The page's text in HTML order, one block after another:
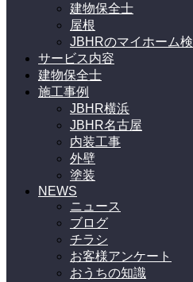
建物保全士
屋根
JBHRのマイホーム検
サービス内容
建物保全士
施工事例
JBHR横浜
JBHR名古屋
内装工事
外壁
塗装
NEWS
ニュース
ブログ
チラシ
お客様アンケート
おうちの知識